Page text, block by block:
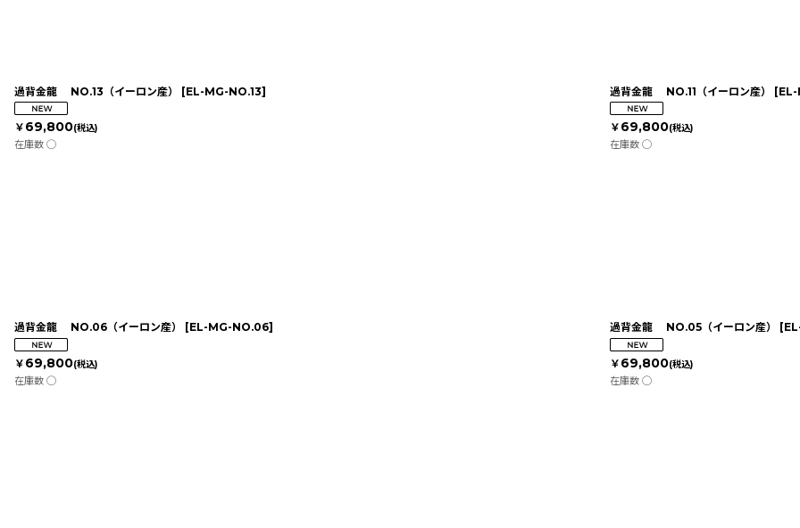
過背金龍 NO.13（イーロン産） [EL-MG-NO.13]
￥ 69,800(税込)
在庫数 ◯
過背金龍 NO.11（イーロン産） [EL-
￥ 69,800(税込)
在庫数 ◯
過背金龍 NO.06（イーロン産） [EL-MG-NO.06]
￥ 69,800(税込)
在庫数 ◯
過背金龍 NO.05（イーロン産） [
￥ 69,800(税込)
在庫数 ◯